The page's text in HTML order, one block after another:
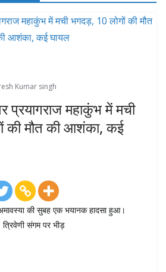
Kumar singh
प्रयागराज महाकुंभ में मची
की मौत की आशंका, कई
की सुबह एक भयानक हादसा हुआ।
त्रिवेणी संगम पर भीड़